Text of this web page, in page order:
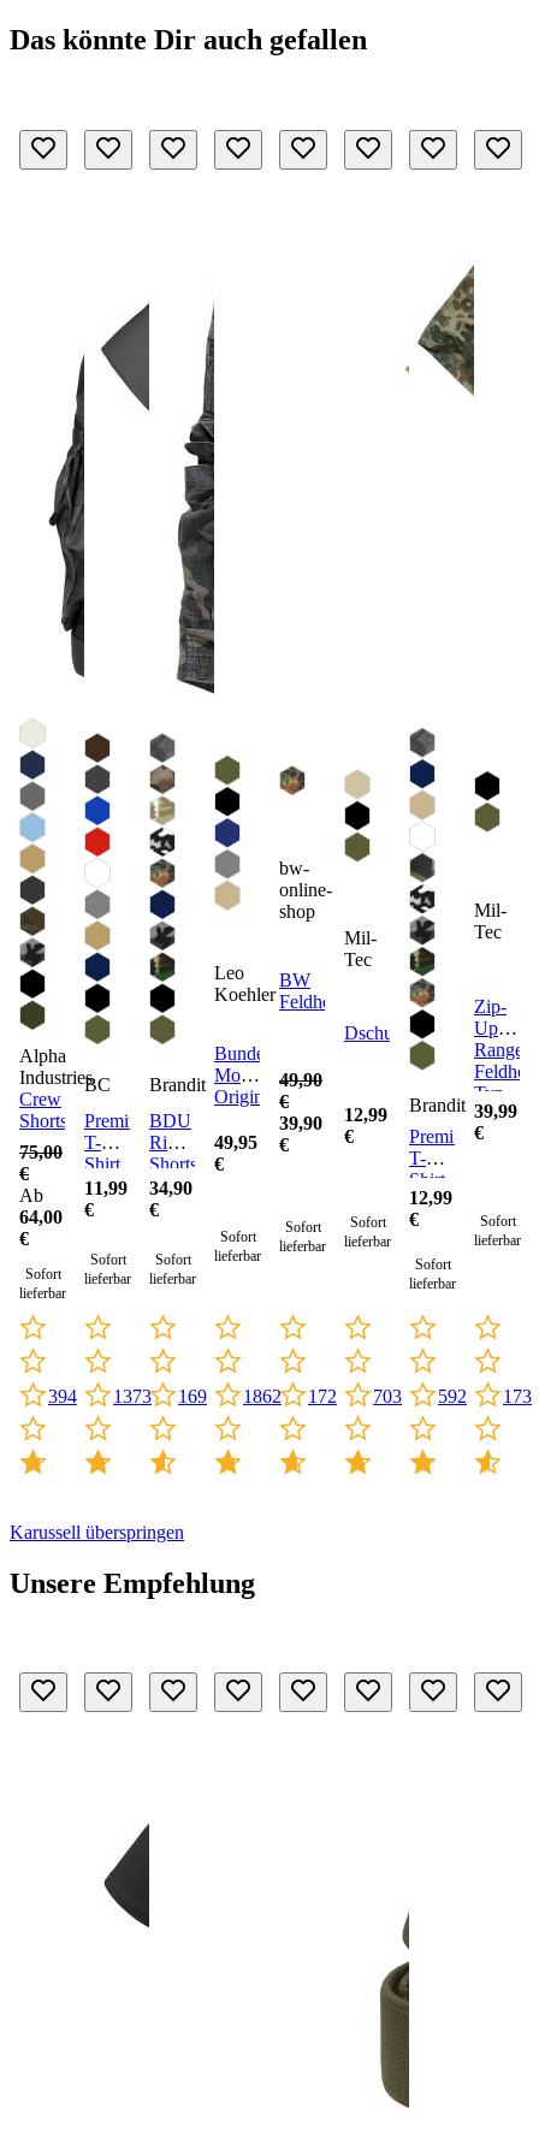
Das könnte Dir auch gefallen
Alpha
Industries
Crew
Shorts
75,00
€
Ab
64,00
€
Sofort
lieferbar
394
BC
Premium
T-
Shirt
11,99
€
Sofort
lieferbar
1373
Brandit
BDU
Ripstop
Shorts
34,90
€
Sofort
lieferbar
169
Leo
Koehler
Bundeswehr
Moleskinhose
Original
49,95
€
Sofort
lieferbar
1862
bw-
online-
shop
BW
Feldhose
49,90
€
39,90
€
Sofort
lieferbar
172
Mil-
Tec
Dschungelhut
12,99
€
Sofort
lieferbar
703
Brandit
Premium
T-
Shirt
Cotton
12,99
€
Sofort
lieferbar
592
Mil-
Tec
Zip-
Up
Ranger
Typ
BDU
39,99
€
Sofort
lieferbar
173
Karussell überspringen
Unsere Empfehlung